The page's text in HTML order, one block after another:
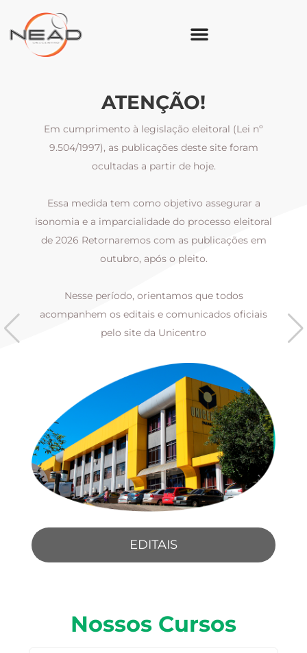
ATENÇÃO!
Em cumprimento à legislação eleitoral (Lei nº
9.504/1997), as publicações deste site foram
ocultadas a partir de hoje.
Essa medida tem como objetivo assegurar a
isonomia e a imparcialidade do processo eleitoral
de 2026 Retornaremos com as publicações em
outubro, após o pleito.
Nesse período, orientamos que todos
acompanhem os editais e comunicados oficiais
pelo site da Unicentro
EDITAIS
Nossos Cursos